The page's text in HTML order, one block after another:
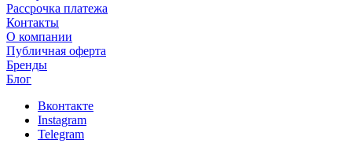
Рассрочка платежа
Контакты
О компании
Публичная оферта
Бренды
Блог
Вконтакте
Instagram
Telegram